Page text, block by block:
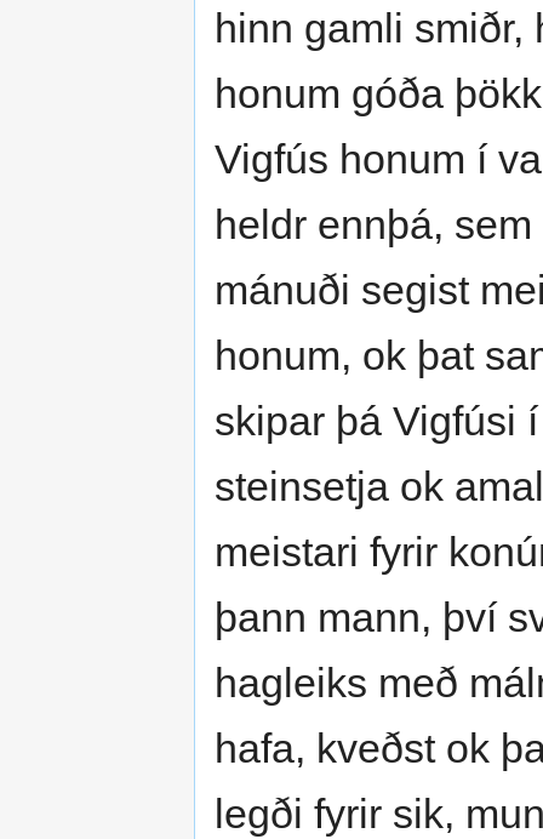
hinn gamli smiðr,
honum góða
Vigfús honum í
heldr ennþá,
mánuði segist
honum, ok þat
skipar þá Vigfúsi
steinsetja ok
meistari fyrir
þann mann, því
hagleiks með
hafa, kveðst ok
legði fyrir sik,